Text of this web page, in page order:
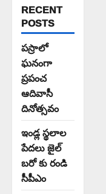
RECENT
POSTS
పస్రాలో
ఘనంగా
ప్రపంచ
ఆదివాసీ
దినోత్సవం
ఇండ్ల స్థలాల
పేదలు జైల్
బరో కు రండి
సీపీఎం